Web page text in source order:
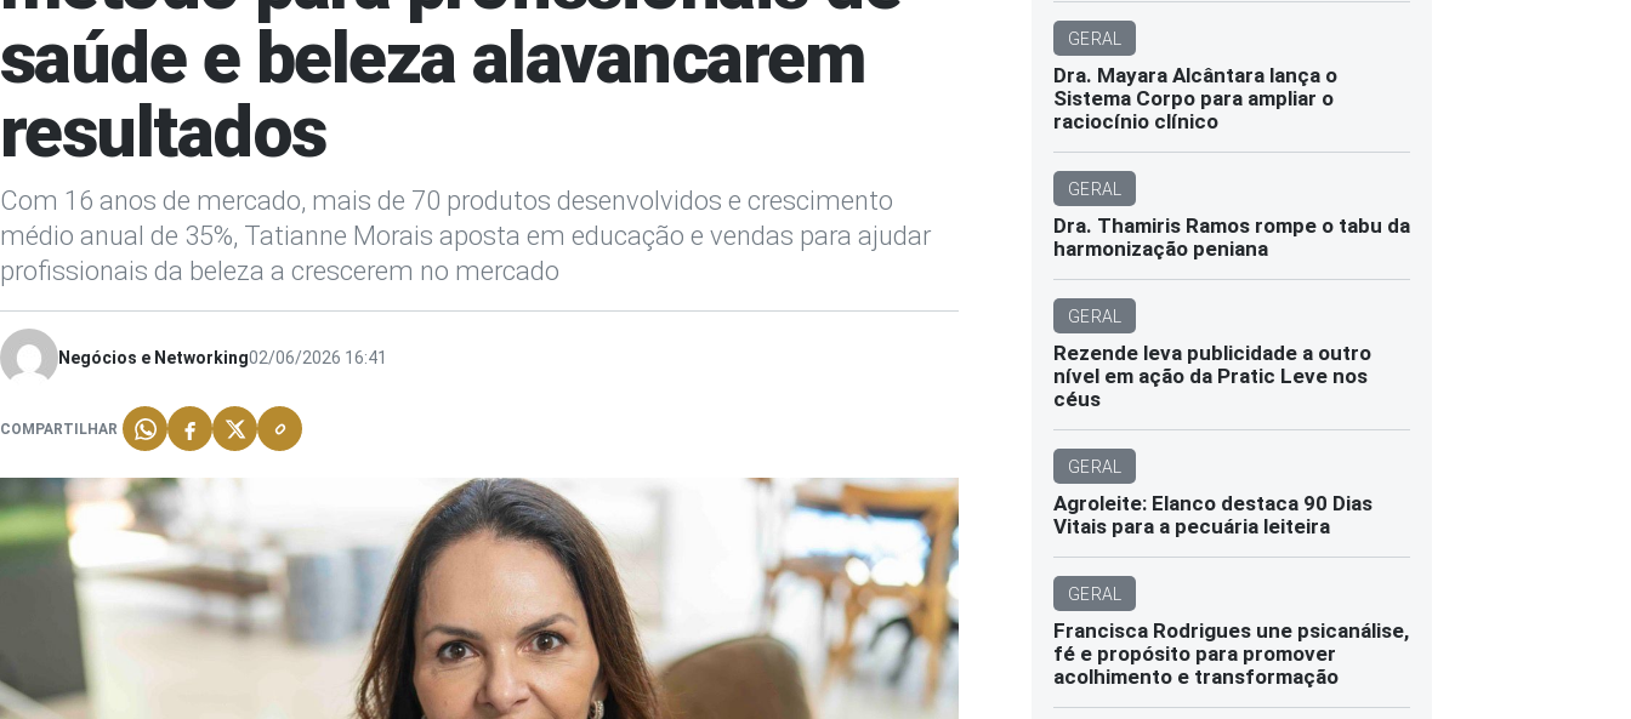
saúde e beleza alavancarem
resultados
Com 16 anos de mercado, mais de 70 produtos desenvolvidos e crescimento
médio anual de 35%, Tatianne Morais aposta em educação e vendas para ajudar
profissionais da beleza a crescerem no mercado
Negócios e Networking02/06/2026 16:41
COMPARTILHAR
GERAL
Dra. Mayara Alcântara lança o
Sistema Corpo para ampliar o
raciocínio clínico
GERAL
Dra. Thamiris Ramos rompe o tabu da
harmonização peniana
GERAL
Rezende leva publicidade a outro
nível em ação da Pratic Leve nos
céus
GERAL
Agroleite: Elanco destaca 90 Dias
Vitais para a pecuária leiteira
GERAL
Francisca Rodrigues une psicanálise,
fé e propósito para promover
acolhimento e transformação